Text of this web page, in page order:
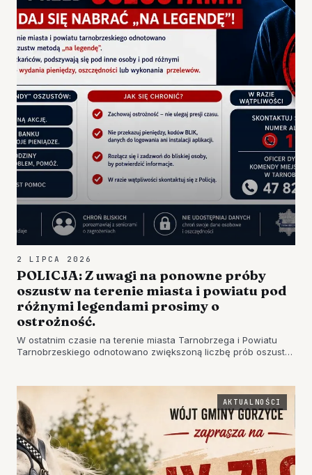
2 LIPCA 2026
POLICJA: Z uwagi na ponowne próby
oszustw na terenie miasta i powiatu pod
różnymi legendami prosimy o
ostrożność.
W ostatnim czasie na terenie miasta Tarnobrzega i Powiatu
Tarnobrzeskiego odnotowano zwiększoną liczbę prób oszustw
AKTUALNOŚCI